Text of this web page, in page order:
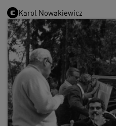
Karol Nowakiewicz